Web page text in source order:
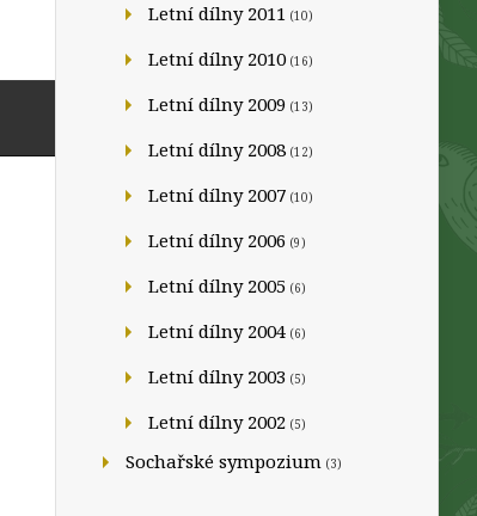
Letní dílny 2011 (10)
Letní dílny 2010 (16)
Letní dílny 2009 (13)
Letní dílny 2008 (12)
Letní dílny 2007 (10)
Letní dílny 2006 (9)
Letní dílny 2005 (6)
Letní dílny 2004 (6)
Letní dílny 2003 (5)
Letní dílny 2002 (5)
Sochařské sympozium (3)